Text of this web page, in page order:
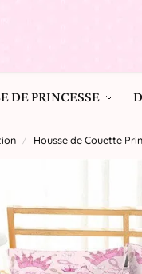
DE PRINCESSE
/ Housse de Couette